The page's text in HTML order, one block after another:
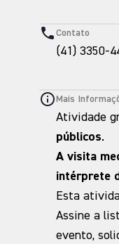
Contato
(41) 3350-
Mais
Atividade
públicos.
A visita
intérprete
Esta
Assine a
evento,